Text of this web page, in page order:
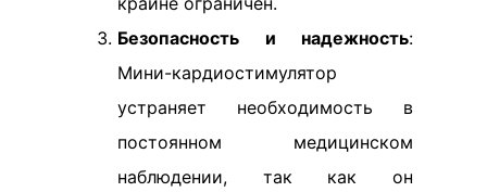
Безопасность и надежность:
Мини-кардиостимулятор
устраняет необходимость в
постоянном медицинском
наблюдении, так как он